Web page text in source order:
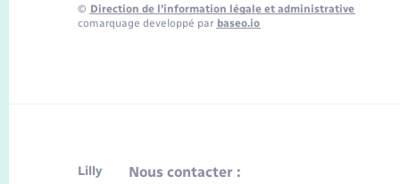
© Direction de l’information légale et administrative
comarquage developpé par baseo.io
Lilly Nous contacter :